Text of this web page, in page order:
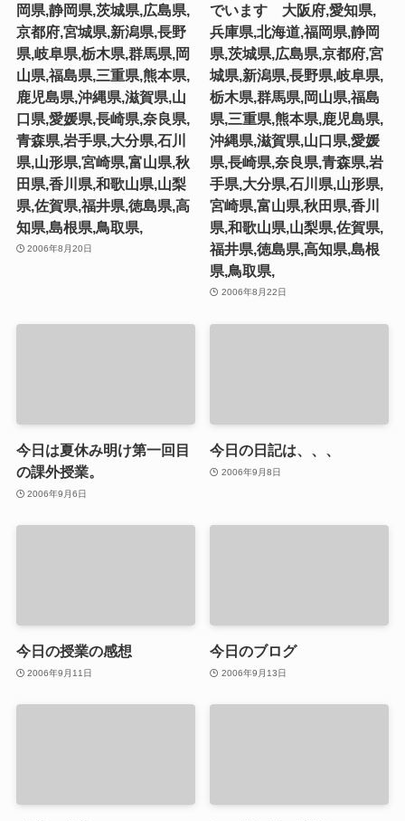
岡県,静岡県,茨城県,広島県,
京都府,宮城県,新潟県,長野
県,岐阜県,栃木県,群馬県,岡
山県,福島県,三重県,熊本県,
鹿児島県,沖縄県,滋賀県,山
口県,愛媛県,長崎県,奈良県,
青森県,岩手県,大分県,石川
県,山形県,宮崎県,富山県,秋
田県,香川県,和歌山県,山梨
県,佐賀県,福井県,徳島県,高
知県,島根県,鳥取県,
2006年8月20日
でいます 大阪府,愛知県,
兵庫県,北海道,福岡県,静岡
県,茨城県,広島県,京都府,宮
城県,新潟県,長野県,岐阜県,
栃木県,群馬県,岡山県,福島
県,三重県,熊本県,鹿児島県,
沖縄県,滋賀県,山口県,愛媛
県,長崎県,奈良県,青森県,岩
手県,大分県,石川県,山形県,
宮崎県,富山県,秋田県,香川
県,和歌山県,山梨県,佐賀県,
福井県,徳島県,高知県,島根
県,鳥取県,
2006年8月22日
今日は夏休み明け第一回目
の課外授業。
2006年9月6日
今日の日記は、、、
2006年9月8日
今日の授業の感想
2006年9月11日
今日のブログ
2006年9月13日